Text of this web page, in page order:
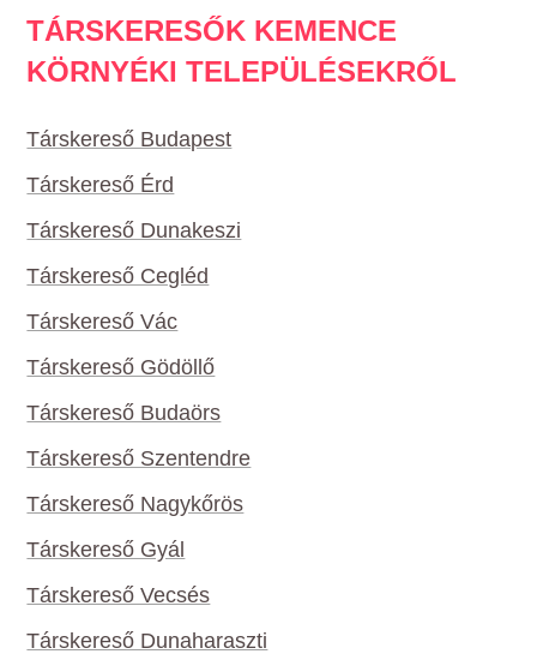
TÁRSKERESŐK KEMENCE
KÖRNYÉKI TELEPÜLÉSEKRŐL
Társkereső Budapest
Társkereső Érd
Társkereső Dunakeszi
Társkereső Cegléd
Társkereső Vác
Társkereső Gödöllő
Társkereső Budaörs
Társkereső Szentendre
Társkereső Nagykőrös
Társkereső Gyál
Társkereső Vecsés
Társkereső Dunaharaszti